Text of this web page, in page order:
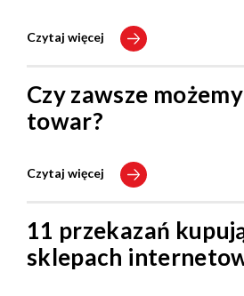
Czytaj więcej
Czy zawsze
towar?
Czytaj więcej
11 przekazań
sklepach